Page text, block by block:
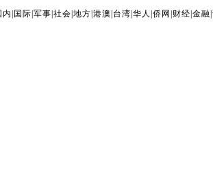
内 国际 |军事 |社会 |地方 |港澳 台湾 |华人 |侨网 财经 |金融 |